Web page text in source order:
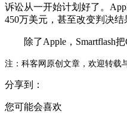
诉讼从一开始计划好了。
450万美元，甚至改变判决结
除了Apple，Smartflash把
注：科客网原创文章，欢迎转载
分享到：
您可能会喜欢